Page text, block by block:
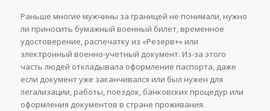
Раньше многие мужчины за границей не понимали, нужно
ли приносить бумажный военный билет, временное
удостоверение, распечатку из «Резерв+» или
электронный военно-учетный документ. Из-за этого
часть людей откладывала оформление паспорта, даже
если документ уже заканчивался или был нужен для
легализации, работы, поездок, банковских процедур или
оформления документов в стране проживания.